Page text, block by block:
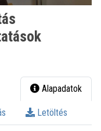
Alapadatok
Letöltés